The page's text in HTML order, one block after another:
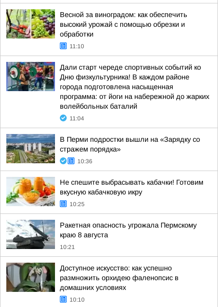
Весной за виноградом: как обеспечить
высокий урожай с помощью обрезки и
обработки
11:10
Дали старт череде спортивных событий ко
Дню физкультурника! В каждом районе
города подготовлена насыщенная
программа: от йоги на набережной до жарких
волейбольных баталий
11:04
В Перми подростки вышли на «Зарядку со
стражем порядка»
10:36
Не спешите выбрасывать кабачки! Готовим
вкусную кабачковую икру
10:25
Ракетная опасность угрожала Пермскому
краю 8 августа
10:21
Доступное искусство: как успешно
размножить орхидею фаленопсис в
домашних условиях
10:10